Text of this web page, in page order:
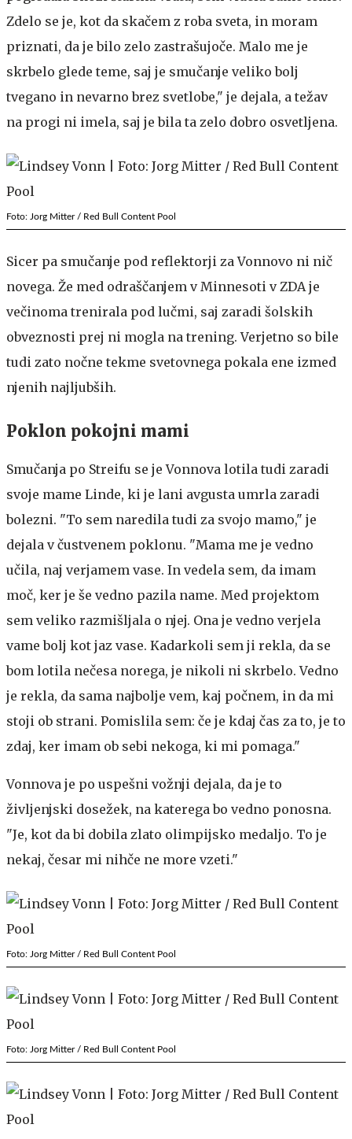
Zdelo se je, kot da skačem z roba sveta, in moram
priznati, da je bilo zelo zastrašujoče. Malo me je
skrbelo glede teme, saj je smučanje veliko bolj
tvegano in nevarno brez svetlobe," je dejala, a težav
na progi ni imela, saj je bila ta zelo dobro osvetljena.
Foto: Jorg Mitter / Red Bull Content Pool
Sicer pa smučanje pod reflektorji za Vonnovo ni nič
novega. Že med odraščanjem v Minnesoti v ZDA je
večinoma trenirala pod lučmi, saj zaradi šolskih
obveznosti prej ni mogla na trening. Verjetno so bile
tudi zato nočne tekme svetovnega pokala ene izmed
njenih najljubših.
Poklon pokojni mami
Smučanja po Streifu se je Vonnova lotila tudi zaradi
svoje mame Linde, ki je lani avgusta umrla zaradi
bolezni. "To sem naredila tudi za svojo mamo," je
dejala v čustvenem poklonu. "Mama me je vedno
učila, naj verjamem vase. In vedela sem, da imam
moč, ker je še vedno pazila name. Med projektom
sem veliko razmišljala o njej. Ona je vedno verjela
vame bolj kot jaz vase. Kadarkoli sem ji rekla, da se
bom lotila nečesa norega, je nikoli ni skrbelo. Vedno
je rekla, da sama najbolje vem, kaj počnem, in da mi
stoji ob strani. Pomislila sem: če je kdaj čas za to, je to
zdaj, ker imam ob sebi nekoga, ki mi pomaga."
Vonnova je po uspešni vožnji dejala, da je to
življenjski dosežek, na katerega bo vedno ponosna.
"Je, kot da bi dobila zlato olimpijsko medaljo. To je
nekaj, česar mi nihče ne more vzeti."
Foto: Jorg Mitter / Red Bull Content Pool
Foto: Jorg Mitter / Red Bull Content Pool